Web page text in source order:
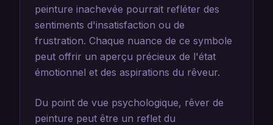
peinture inachevée pourrait refléter des
sentiments d'insatisfaction ou de
frustration. Chaque nuance de ce symbole
peut offrir un aperçu précieux de l'état
émotionnel et des aspirations du rêveur.
Du point de vue psychologique, rêver de
peinture peut être un reflet du